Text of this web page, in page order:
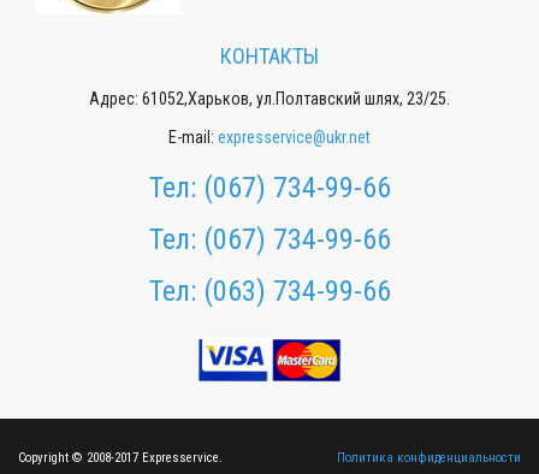
КОНТАКТЫ
Адрес: 61052,Харьков, ул.Полтавский шлях, 23/25.
E-mail: expresservice@ukr.net
Тел: (067) 734-99-66
Тел: (067) 734-99-66
Тел: (063) 734-99-66
Copyright © 2008-2017 Expresservice.
Политика конфиденциальности